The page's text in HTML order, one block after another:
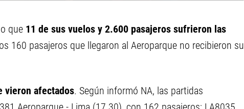
que 11 de sus vuelos y 2.600 pasajeros sufrieron las
160 pasajeros que llegaron al Aeroparque no recibieron su
vieron afectados. Según informó NA, las partidas